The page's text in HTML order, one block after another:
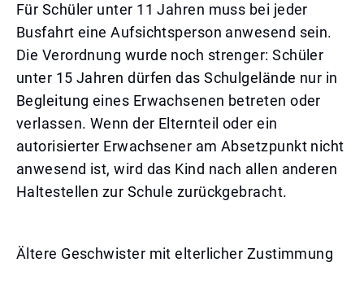
Für Schüler unter 11 Jahren muss bei jeder
Busfahrt eine Aufsichtsperson anwesend sein.
Die Verordnung wurde noch strenger: Schüler
unter 15 Jahren dürfen das Schulgelände nur in
Begleitung eines Erwachsenen betreten oder
verlassen. Wenn der Elternteil oder ein
autorisierter Erwachsener am Absetzpunkt nicht
anwesend ist, wird das Kind nach allen anderen
Haltestellen zur Schule zurückgebracht.
Ältere Geschwister mit elterlicher Zustimmung